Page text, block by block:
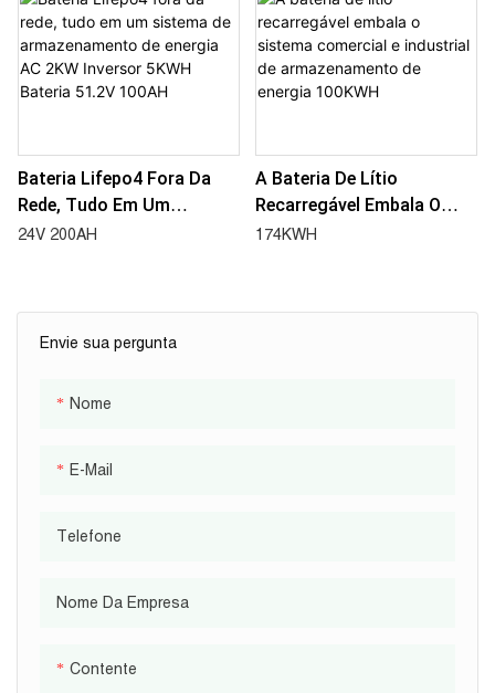
Envie sua pergunta
Nome
E-Mail
Telefone
Nome Da Empresa
Contente
Bateria Lifepo4 Fora Da
Rede, Tudo Em Um
Sistema De
5KWH Bateria 51.2V 100AH
24V 200AH
A Bateria De Lítio
Recarregável Embala O
Sistema Comercial E
Energia 100KWH
174KWH